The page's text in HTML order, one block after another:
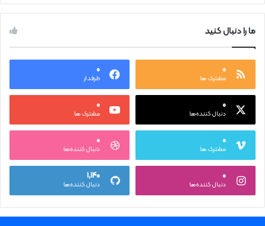
ما را دنبال کنید
۰
مشترک ها
۰
طرفدار
۰
دنبال کننده‌ها
۰
مشترک ها
۰
مشترک ها
۰
دنبال کننده‌ها
۰
دنبال کننده‌ها
۱,۱۴۰
دنبال کننده‌ها